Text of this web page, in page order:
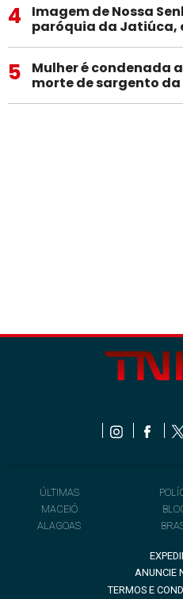
4
Imagem de Nossa
paróquia da Jatiúca,
5
Mulher é condenada
morte de sargento da
ÚLTIMAS
MACEIÓ
ALAGOAS
ANUNCIE
TERMOS E